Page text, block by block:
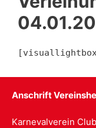
Anschrift
Karnevalverein